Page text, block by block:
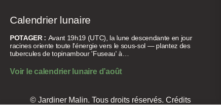
Calendrier lunaire
POTAGER : Avant 19h19 (UTC), la lune descendante en jour
racines oriente toute l'énergie vers le sous-sol — plantez des
tubercules de topinambour 'Fuseau' à…
Voir le calendrier lunaire d’août
© Jardiner Malin. Tous droits réservés. Crédits